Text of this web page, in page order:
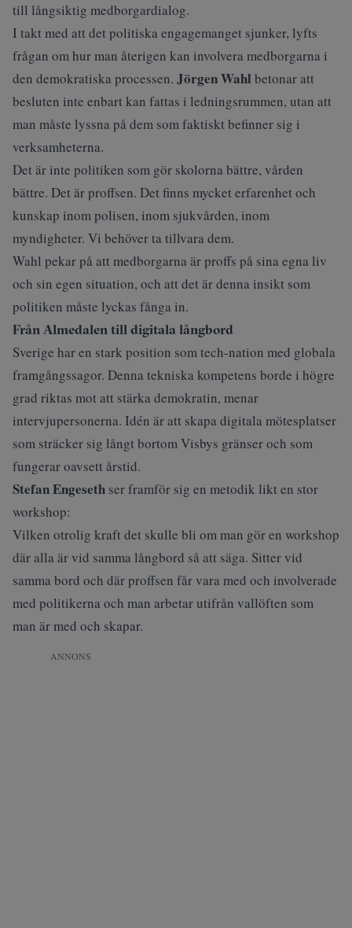
till långsiktig medborgardialog.
I takt med att det politiska engagemanget sjunker, lyfts
frågan om hur man återigen kan involvera medborgarna i
den demokratiska processen. Jörgen Wahl betonar att
besluten inte enbart kan fattas i ledningsrummen, utan att
man måste lyssna på dem som faktiskt befinner sig i
verksamheterna.
Det är inte politiken som gör skolorna bättre, vården
bättre. Det är proffsen. Det finns mycket erfarenhet och
kunskap inom polisen, inom sjukvården, inom
myndigheter. Vi behöver ta tillvara dem.
Wahl pekar på att medborgarna är proffs på sina egna liv
och sin egen situation, och att det är denna insikt som
politiken måste lyckas fånga in.
Från Almedalen till digitala långbord
Sverige har en stark position som tech-nation med globala
framgångssagor. Denna tekniska kompetens borde i högre
grad riktas mot att stärka demokratin, menar
intervjupersonerna. Idén är att skapa digitala mötesplatser
som sträcker sig långt bortom Visbys gränser och som
fungerar oavsett årstid.
Stefan Engeseth ser framför sig en metodik likt en stor
workshop:
Vilken otrolig kraft det skulle bli om man gör en workshop
där alla är vid samma långbord så att säga. Sitter vid
samma bord och där proffsen får vara med och involverade
med politikerna och man arbetar utifrån vallöften som
man är med och skapar.
ANNONS